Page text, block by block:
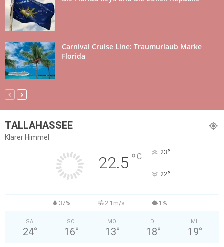
Carnival Cruise Line: Traumurlaub Marke
Florida
TALLAHASSEE
Klarer Himmel
22.5 °C 23°
22°
37% 2.1m/s 1%
SA
24°
SO
16°
MO
13°
DI
18°
MI
19°